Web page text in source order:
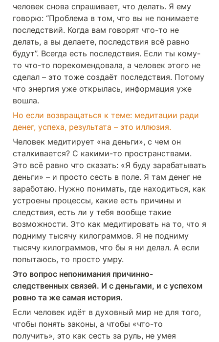
человек снова спрашивает, что делать. Я ему
говорю: “Проблема в том, что вы не понимаете
последствий. Когда вам говорят что-то не
делать, а вы делаете, последствия всё равно
будут”. Всегда есть последствия. Если ты кому-
то что-то порекомендовала, а человек этого не
сделал – это тоже создаёт последствия. Потому
что энергия уже открылась, информация уже
вошла.
Но если возвращаться к теме: медитации ради
денег, успеха, результата – это иллюзия.
Человек медитирует «на деньги», с чем он
сталкивается? С какими-то пространствами.
Это всё равно что сказать: «Я буду зарабатывать
деньги» – и просто сесть в поле. Я там денег не
заработаю. Нужно понимать, где находиться, как
устроены процессы, какие есть причины и
следствия, есть ли у тебя вообще такие
возможности. Это как медитировать на то, что я
подниму тысячу килограммов. Я не подниму
тысячу килограммов, что бы я ни делал. А если
попытаюсь, то просто умру.
Это вопрос непонимания причинно-
следственных связей. И с деньгами, и с успехом
ровно та же самая история.
Если человек идёт в духовный мир не для того,
чтобы понять законы, а чтобы «что-то
получить», это как сесть за руль, не умея